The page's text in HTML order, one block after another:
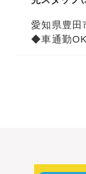
愛知県豊
◆車通勤OK